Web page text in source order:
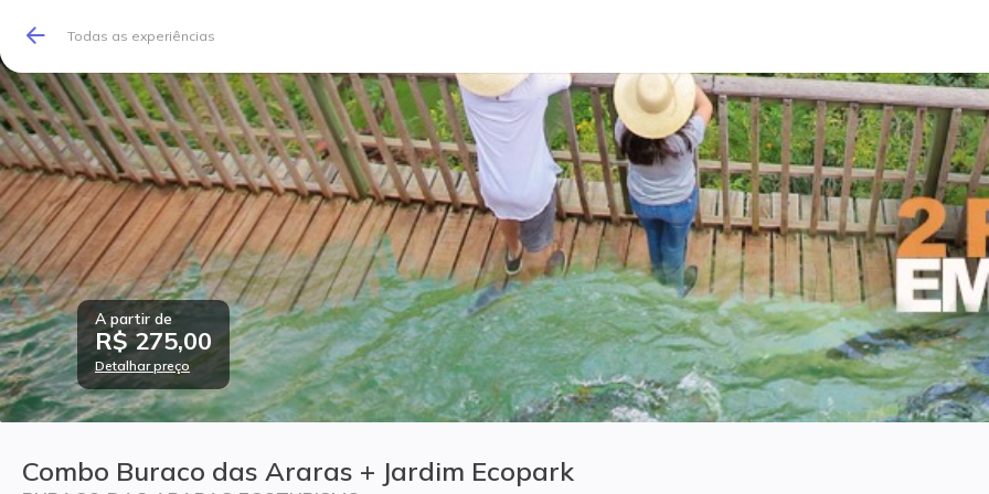
Todas as experiências
A partir de
R$ 275,00
Detalhar preço
Combo Buraco das Araras + Jardim Ecopark